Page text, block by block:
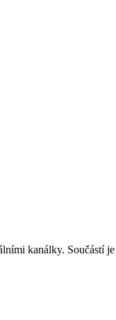
kanálky. Součástí